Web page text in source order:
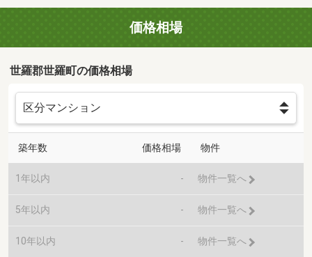
価格相場
世羅郡世羅町の価格相場
築年数 価格相場 物件
1年以内 - 物件一覧へ
5年以内 - 物件一覧へ
10年以内 - 物件一覧へ